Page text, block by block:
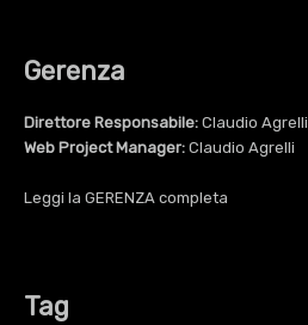
Gerenza
Direttore Responsabile: Claudio Agrelli
Web Project Manager: Claudio Agrelli
Leggi la GERENZA completa
Tag